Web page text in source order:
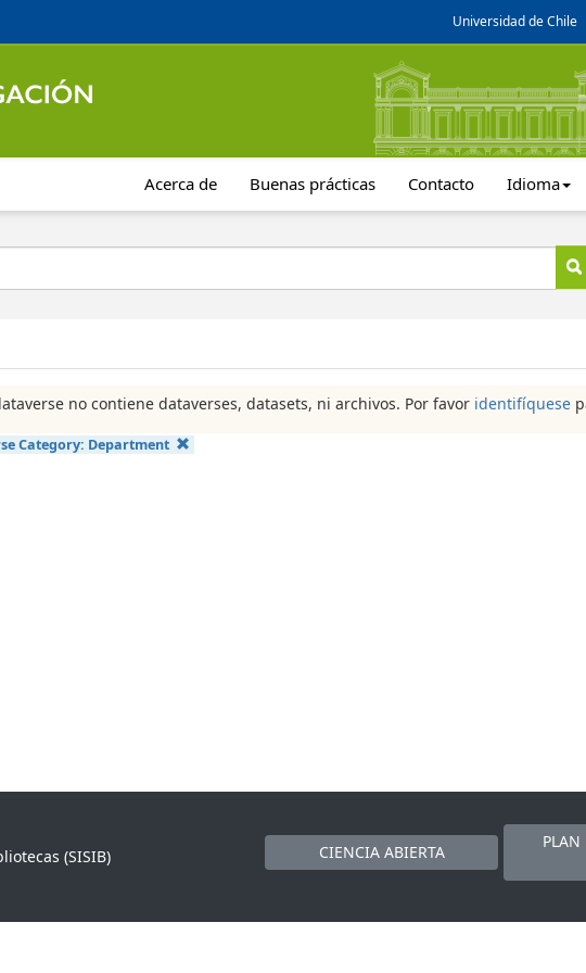
Universidad de Chile
Acerca de Buenas prácticas Contacto Idioma
no contiene dataverses, datasets, ni archivos. Por favor identifíquese
Category: Department
(SISIB)
CIENCIA ABIERTA
PLAN